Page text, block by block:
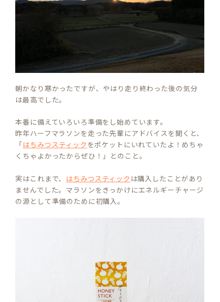
朝かなり寒かったですが、やはり走り終わった後の気分
は最高でした。
本番に備えていろいろ準備をし始めています。
昨年ハーフマラソンを走った先輩にアドバイスを聞くと、
「はちみつスティック をポケットにいれていたよ！めちゃ
くちゃよかったからぜひ！」とのこと。
実はこれまで、 はちみつスティック は購入したことがあり
ませんでした。マラソンをきっかけにエネルギーチャージ
の源として準備のために初購入。